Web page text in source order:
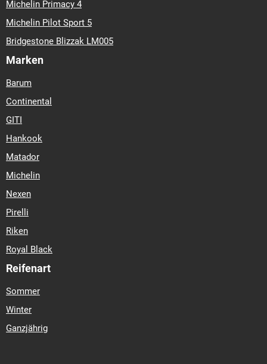
Michelin Primacy 4
Michelin Pilot Sport 5
Bridgestone Blizzak LM005
Marken
Barum
Continental
GITI
Hankook
Matador
Michelin
Nexen
Pirelli
Riken
Royal Black
Reifenart
Sommer
Winter
Ganzjährig